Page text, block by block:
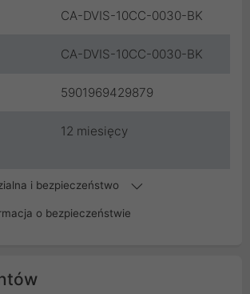
CA-DVIS-10CC-0030-BK
CA-DVIS-10CC-0030-BK
5901969429879
12 miesięcy
i bezpieczeństwo
o bezpieczeństwie